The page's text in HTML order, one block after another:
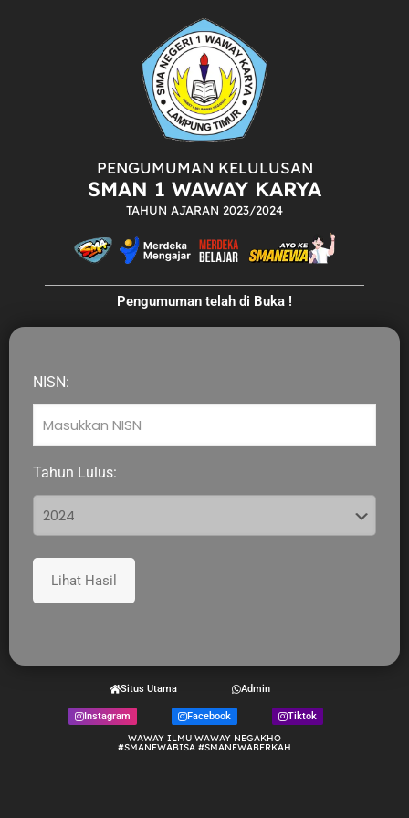
PENGUMUMAN KELULUSAN
SMAN 1 WAWAY KARYA
TAHUN AJARAN 2023/2024
Pengumuman telah di Buka !
NISN:
Tahun Lulus:
Lihat Hasil
Situs Utama Admin
Instagram Facebook
Tiktok
WAWAY ILMU WAWAY NEGAKHO
#SMANEWABISA #SMANEWABERKAH